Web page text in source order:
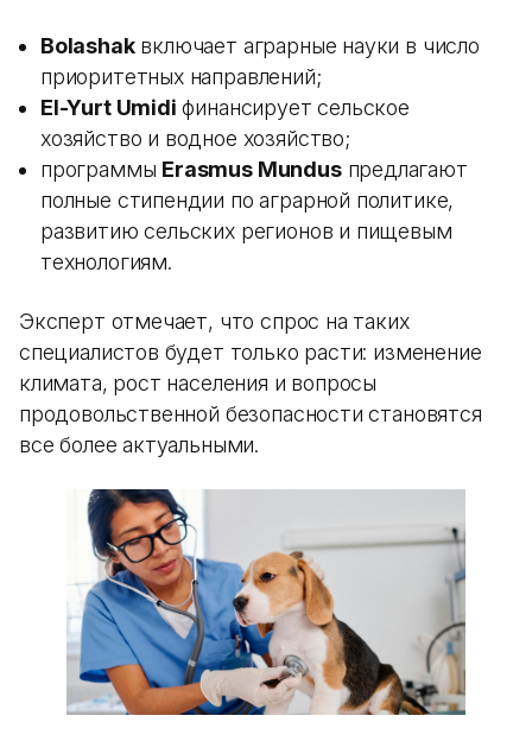
Bolashakвключает аграрные науки в число
приоритетных направлений;
El-Yurt Umidi финансирует сельское
хозяйство и водное хозяйство;
программы Erasmus Mundusпредлагают
полные стипендии по аграрной политике,
развитию сельских регионов и пищевым
технологиям.
Эксперт отмечает, что спрос на таких
специалистов будет только расти: изменение
климата, рост населения и вопросы
продовольственной безопасности становятся
все более актуальными.